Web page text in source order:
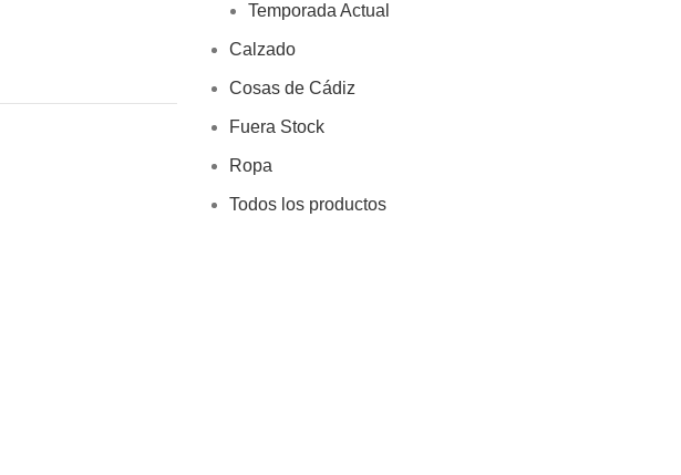
Temporada Actual
Calzado
Cosas de Cádiz
Fuera Stock
Ropa
Todos los productos